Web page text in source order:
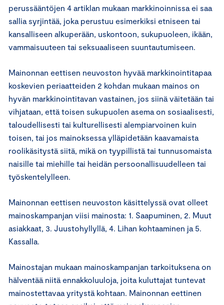
perussääntöjen 4 artiklan mukaan markkinoinnissa ei saa
sallia syrjintää, joka perustuu esimerkiksi etniseen tai
kansalliseen alkuperään, uskontoon, sukupuoleen, ikään,
vammaisuuteen tai seksuaaliseen suuntautumiseen.
Mainonnan eettisen neuvoston hyvää markkinointitapaa
koskevien periaatteiden 2 kohdan mukaan mainos on
hyvän markkinointitavan vastainen, jos siinä väitetään tai
vihjataan, että toisen sukupuolen asema on sosiaalisesti,
taloudellisesti tai kulturellisesti alempiarvoinen kuin
toisen, tai jos mainoksessa ylläpidetään kaavamaista
roolikäsitystä siitä, mikä on tyypillistä tai tunnusomaista
naisille tai miehille tai heidän persoonallisuudelleen tai
työskentelylleen.
Mainonnan eettisen neuvoston käsittelyssä ovat olleet
mainoskampanjan viisi mainosta: 1. Saapuminen, 2. Muut
asiakkaat, 3. Juustohyllyllä, 4. Lihan kohtaaminen ja 5.
Kassalla.
Mainostajan mukaan mainoskampanjan tarkoituksena on
hälventää niitä ennakkoluuloja, joita kuluttajat tuntevat
mainostettavaa yritystä kohtaan. Mainonnan eettinen